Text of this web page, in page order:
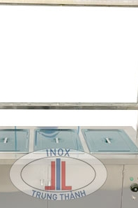
nấu phở gà NGON -
GIẢN
Văn Thành